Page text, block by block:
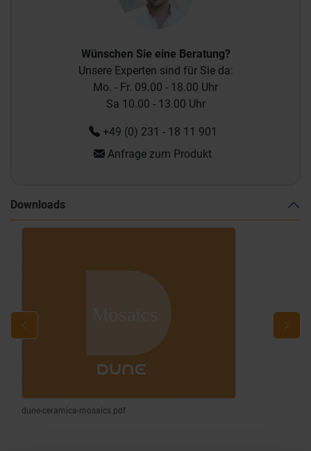
Wünschen Sie eine Beratung?
Unsere Experten sind für Sie da:
Mo. - Fr. 09.00 - 18.00 Uhr
Sa 10.00 - 13.00 Uhr
+49 (0) 231 - 18 11 901
Anfrage zum Produkt
Downloads
dune-ceramica-mosaics.pdf